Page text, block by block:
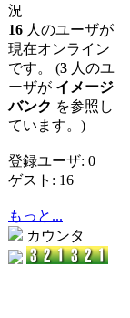
況
16 人のユーザが
現在オンライン
です。 (3 人のユ
ーザが イメージ
バンク を参照し
ています。)
登録ユーザ: 0
ゲスト: 16
もっと...
カウンタ